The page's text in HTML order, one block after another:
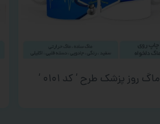
ماگ روز پزشک طرح ‘ کد ۰۱۰۱ ‘